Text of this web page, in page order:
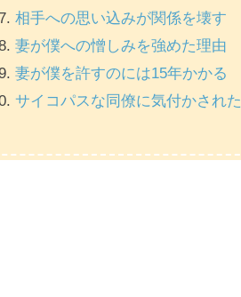
相手への思い込みが関係を壊す
妻が僕への憎しみを強めた理由
妻が僕を許すのには15年かかる
サイコパスな同僚に気付かされた